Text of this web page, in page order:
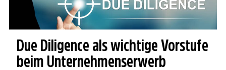
Due Diligence als wichtige Vorstufe
beim Unternehmenserwerb